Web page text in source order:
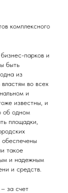
комплексного
парков и
быть
из
во всех
и
известны, и
об одном
площадки,
обеспечены
такое
и надежным
и средств.
за счет